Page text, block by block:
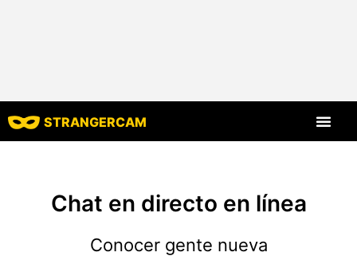
STRANGERCAM
Chat en directo en línea
Conocer gente nueva